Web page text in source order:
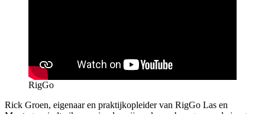
RigGo
Rick Groen, eigenaar en praktijkopleider van RigGo Las en